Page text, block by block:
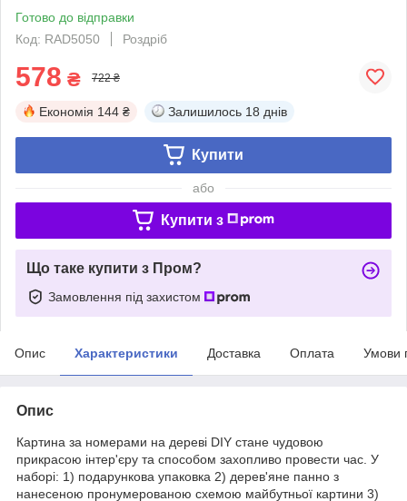
Готово до відправки
Код: RAD5050
Роздріб
578 ₴ 722 ₴
Економія 144 ₴ Залишилось 18 днів
Купити
або
Купити з
Що таке купити з Пром?
Замовлення під захистом
Опис Характеристики Доставка Оплата Умови
Опис
Картина за номерами на дереві DIY стане чудовою
прикрасою інтер'єру та способом захопливо провести час. У
наборі: 1) подарункова упаковка 2) дерев'яне панно з
нанесеною пронумерованою схемою майбутньої картини 3)